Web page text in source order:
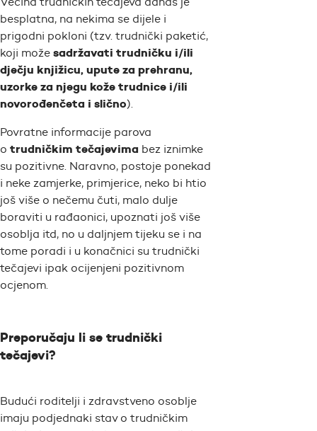
besplatna, na nekima se dijele i
prigodni pokloni (tzv. trudnički paketić,
koji može sadržavati trudničku i/ili
dječju knjižicu, upute za prehranu,
uzorke za njegu kože trudnice i/ili
novorođenčeta i slično).
Povratne informacije parova
o trudničkim tečajevima bez iznimke
su pozitivne. Naravno, postoje ponekad
i neke zamjerke, primjerice, neko bi htio
još više o nečemu čuti, malo dulje
boraviti u rađaonici, upoznati još više
osoblja itd, no u daljnjem tijeku se i na
tome poradi i u konačnici su trudnički
tečajevi ipak ocijenjeni pozitivnom
ocjenom.
Preporučaju li se trudnički
tečajevi?
Budući roditelji i zdravstveno osoblje
imaju podjednaki stav o trudničkim